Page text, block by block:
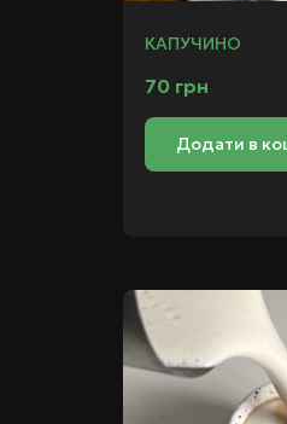
КАПУЧИНО
70 грн
Додати в